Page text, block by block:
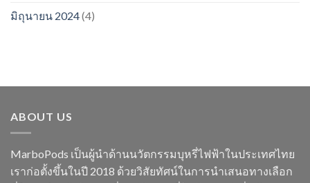
มิถุนายน 2024(4)
ABOUT US
MarboPods เป็นผู้นำด้านนวัตกรรมบุหรี่ไฟฟ้าในประเทศไทย
เราก่อตั้งขึ้นในปี 2018 ด้วยวิสัยทัศน์ในการนำเสนอทางเลือก